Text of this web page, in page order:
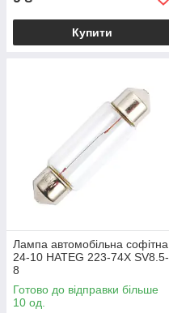
Купити
Лампа автомобільна софітна
24-10 HATEG 223-74X SV8.5-
8
Готово до відправки більше
10 од.